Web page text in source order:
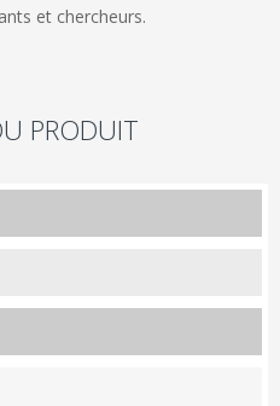
et chercheurs.
PRODUIT